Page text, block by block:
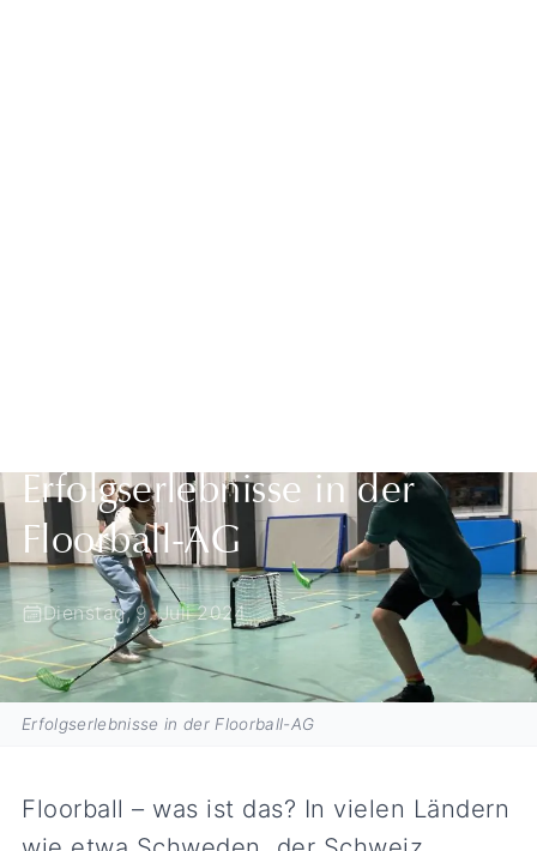
Erfolgserlebnisse in der
Floorball-AG
Dienstag, 9. Juli 2024
Erfolgserlebnisse in der Floorball-AG
Floorball – was ist das? In vielen Ländern